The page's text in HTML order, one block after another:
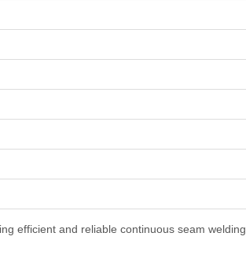
efficient and reliable continuous seam welding